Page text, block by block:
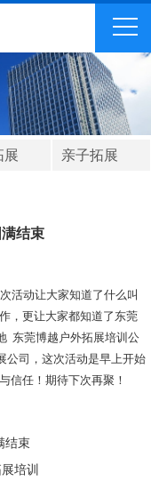
展 亲子拓展
结束
活动让大家知道了什么叫
，更让大家都知道了东莞
东莞博越户外拓展培训公
公司，这次活动是早上开始
信任！期待下次再聚！
结束
培训